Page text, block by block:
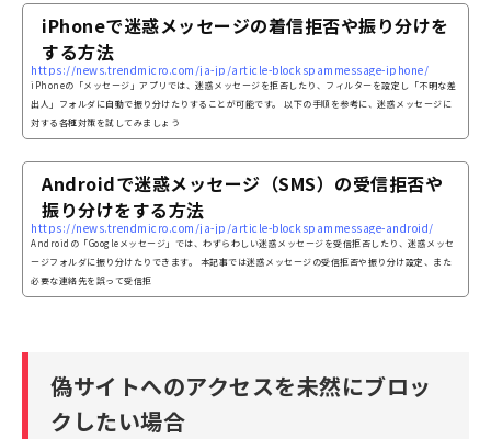
iPhoneで迷惑メッセージの着信拒否や振り分けを
する方法
https://news.trendmicro.com/ja-jp/article-blockspammessage-iphone/
iPhoneの「メッセージ」アプリでは、迷惑メッセージを拒否したり、フィルターを設定し「不明な差
出人」フォルダに自動で振り分けたりすることが可能です。 以下の手順を参考に、迷惑メッセージに
対する各種対策を試してみましょう
Androidで迷惑メッセージ（SMS）の受信拒否や
振り分けをする方法
https://news.trendmicro.com/ja-jp/article-blockspammessage-android/
Androidの「Googleメッセージ」では、わずらわしい迷惑メッセージを受信拒否したり、迷惑メッセ
ージフォルダに振り分けたりできます。 本記事では迷惑メッセージの受信拒否や振り分け設定、また
必要な連絡先を誤って受信拒
偽サイトへのアクセスを未然にブロッ
クしたい場合